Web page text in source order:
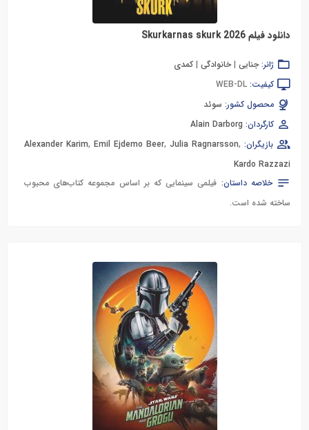
دانلود فیلم Skurkarnas skurk 2026
ژانر: جنایی | خانوادگی | کمدی
کیفیت: WEB-DL
محصول کشور: سوئد
کارگردان: Alain Darborg
بازیگران:
Alexander Karim, Emil Ejdemo Beer, Julia Ragnarsson,
Kardo Razzazi
خلاصه داستان: فیلمی سینمایی که بر اساس مجموعه کتاب‌های محبوب
ساخته شده است.